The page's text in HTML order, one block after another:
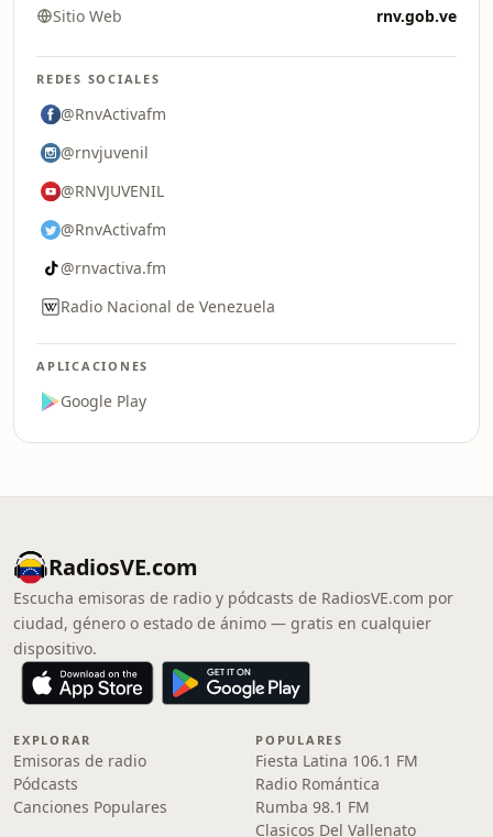
Sitio Web rnv.gob.ve
REDES SOCIALES
@RnvActivafm
@rnvjuvenil
@RNVJUVENIL
@RnvActivafm
@rnvactiva.fm
Radio Nacional de Venezuela
APLICACIONES
Google Play
RadiosVE.com
Escucha emisoras de radio y pódcasts de RadiosVE.com por
ciudad, género o estado de ánimo — gratis en cualquier
dispositivo.
EXPLORAR
Emisoras de radio
Pódcasts
Canciones Populares
POPULARES
Fiesta Latina 106.1 FM
Radio Romántica
Rumba 98.1 FM
Clasicos Del Vallenato